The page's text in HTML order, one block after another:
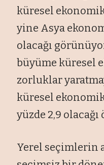
küresel
yine Asya
olacağı
büyüme küresel
zorluklar
küresel
yüzde 2,9
Yerel seçimlerin